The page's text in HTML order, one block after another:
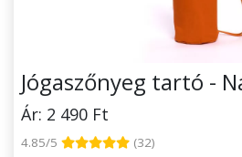
Jógaszőnyeg tartó -
Ár: 2 490 Ft
4.85/5 (32)